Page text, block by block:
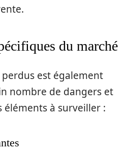
du marché
perdus est également
nombre de dangers et
éléments à surveiller :